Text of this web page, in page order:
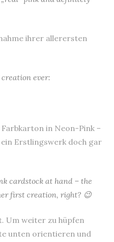
ihrer allerersten
ever:
in Neon-Pink –
ein Erstlingswerk doch gar
cardstock at hand – the
first creation, right? 😉
Um weiter zu hüpfen
unten orientieren und